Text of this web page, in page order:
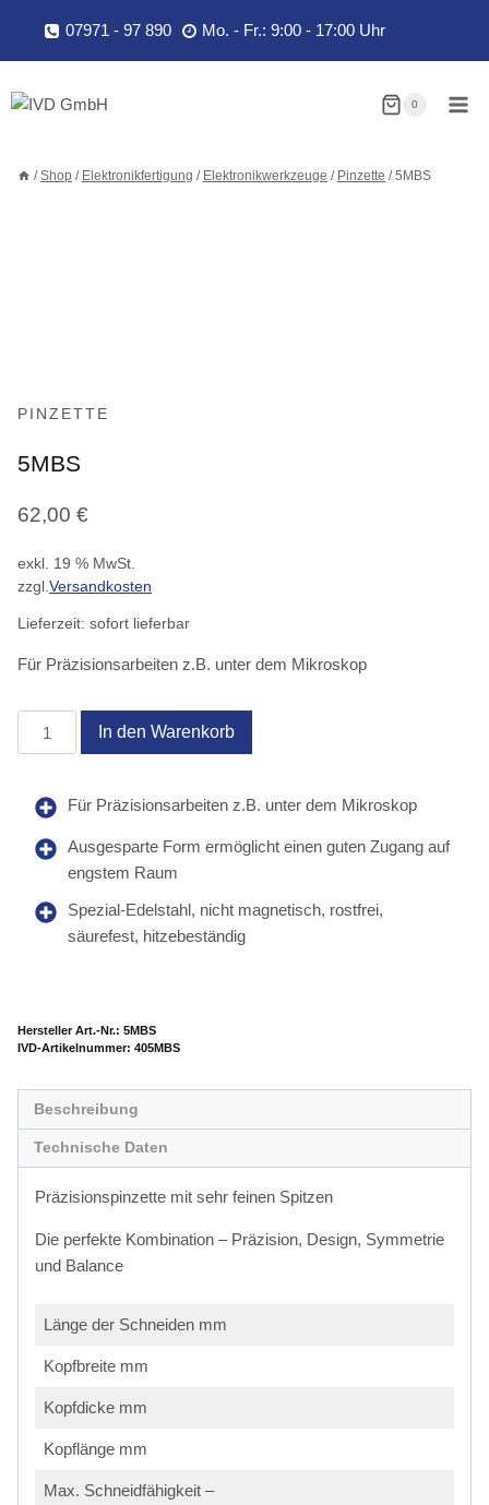
springen
07971 - 97 890 Mo. - Fr.: 9:00 - 17:00 Uhr
0
/ Shop / Elektronikfertigung / Elektronikwerkzeuge / Pinzette / 5MBS
PINZETTE
5MBS
62,00 €
exkl. 19 % MwSt.
zzgl. Versandkosten
Lieferzeit: sofort lieferbar
Für Präzisionsarbeiten z.B. unter dem Mikroskop
Menge
In den Warenkorb
Für Präzisionsarbeiten z.B. unter dem Mikroskop
Ausgesparte Form ermöglicht einen guten Zugang auf
engstem Raum
Spezial-Edelstahl, nicht magnetisch, rostfrei,
säurefest, hitzebeständig
Hersteller Art.-Nr.: 5MBS
Artikelnummer: 405MBS
Beschreibung
Technische Daten
Präzisionspinzette mit sehr feinen Spitzen
Die perfekte Kombination – Präzision, Design, Symmetrie
und Balance
Länge der Schneiden mm
Kopfbreite mm
Kopfdicke mm
Kopflänge mm
Max. Schneidfähigkeit –